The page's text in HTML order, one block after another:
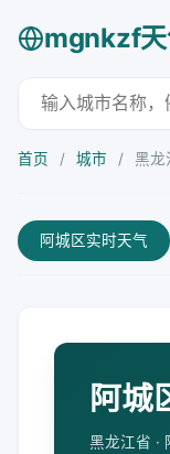
mgnkzf天
首页 / 城市 / 黑龙
阿城区实时天气
阿城
黑龙江省 ·